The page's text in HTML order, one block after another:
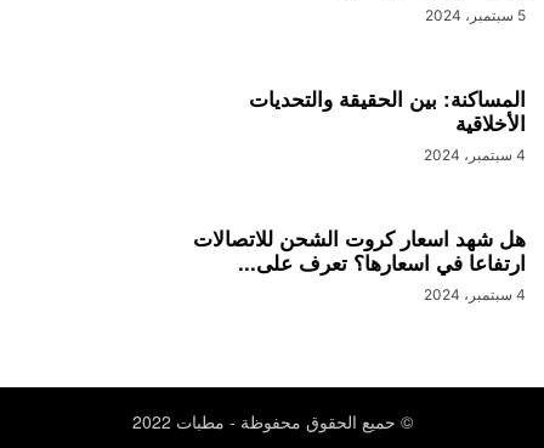
5 سبتمبر، 2024
المساكنة: بين الحقيقة والتحديات
الأخلاقية
4 سبتمبر، 2024
هل شهد اسعار كروت الشحن للاتصالات
ارتفاعا في اسعارها؟ تعرف على...
4 سبتمبر، 2024
© حميع الحقوق محفوظة - مطبات 2022